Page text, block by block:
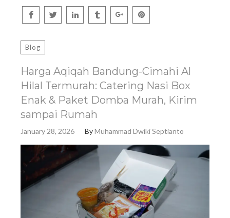
Blog
Harga Aqiqah Bandung-Cimahi Al
Hilal Termurah: Catering Nasi Box
Enak & Paket Domba Murah, Kirim
sampai Rumah
January 28, 2026 ByMuhammad Dwiki Septianto